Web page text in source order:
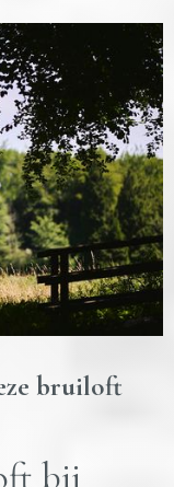
bruiloft
bij